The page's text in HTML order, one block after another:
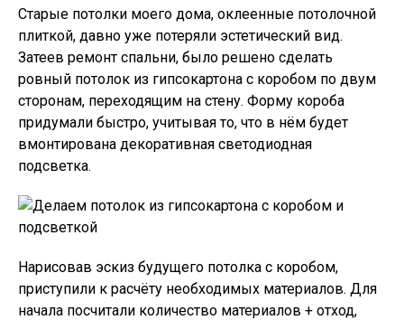
Старые потолки моего дома, оклеенные потолочной
плиткой, давно уже потеряли эстетический вид.
Затеев ремонт спальни, было решено сделать
ровный потолок из гипсокартона с коробом по двум
сторонам, переходящим на стену. Форму короба
придумали быстро, учитывая то, что в нём будет
вмонтирована декоративная светодиодная
подсветка.
Нарисовав эскиз будущего потолка с коробом,
приступили к расчёту необходимых материалов. Для
начала посчитали количество материалов + отход,